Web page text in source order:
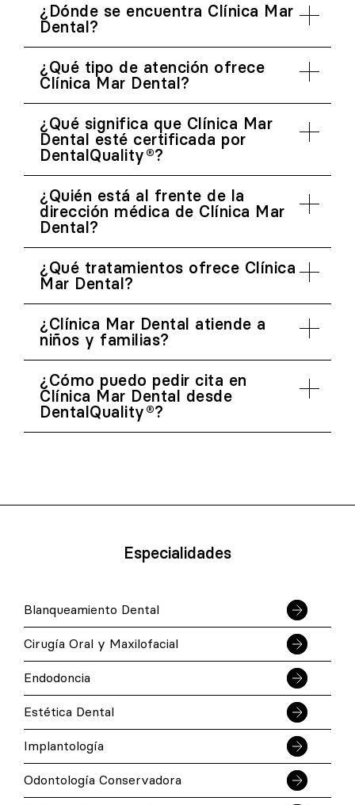
¿Dónde se encuentra Clínica Mar
Dental?
¿Qué tipo de atención ofrece
Clínica Mar Dental?
¿Qué significa que Clínica Mar
Dental esté certificada por
DentalQuality®?
¿Quién está al frente de la
dirección médica de Clínica Mar
Dental?
¿Qué tratamientos ofrece Clínica
Mar Dental?
¿Clínica Mar Dental atiende a
niños y familias?
¿Cómo puedo pedir cita en
Clínica Mar Dental desde
DentalQuality®?
Especialidades
Blanqueamiento Dental
Cirugía Oral y Maxilofacial
Endodoncia
Estética Dental
Implantología
Odontología Conservadora